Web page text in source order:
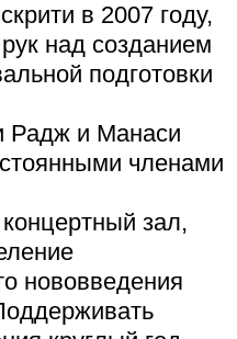
в 2007 году,
над созданием
подготовки
Радж и Манаси
членами
зал,
нововведения